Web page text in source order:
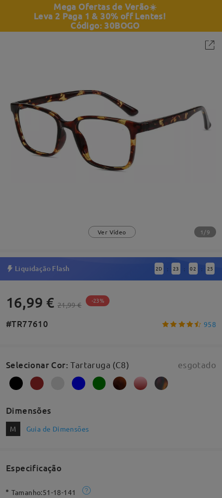
Mega Ofertas de Verão☀️
Leva 2 Paga 1 & 30% off Lentes!
Código: 30BOGO
Ver Vídeo 1/9
Liquidação Flash 2D : 23 : 02 : 25
16,99 € 21,99 € -23%
#TR77610 958
Selecionar Cor:Tartaruga (C8) esgotado
Dimensões
M Guia de Dimensões
Especificação
Tamanho:51-18-141